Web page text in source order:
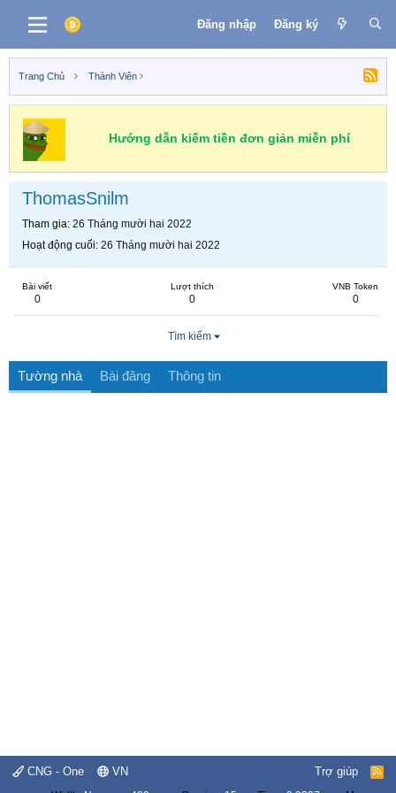
Đăng nhập Đăng ký
Trang Chủ Thành Viên
Hướng dẫn kiếm tiền đơn giản miễn phí
ThomasSnilm
Tham gia 26 Tháng mười hai 2022
Hoạt động cuối 26 Tháng mười hai 2022
Bài viết
0
Lượt thích
0
VNB Token
0
Tìm kiếm
Tường nhà Bài đăng Thông tin
CNG - One VN Trợ giúp
R